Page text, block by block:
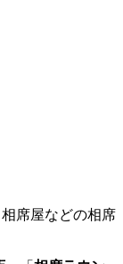
席屋などの相席